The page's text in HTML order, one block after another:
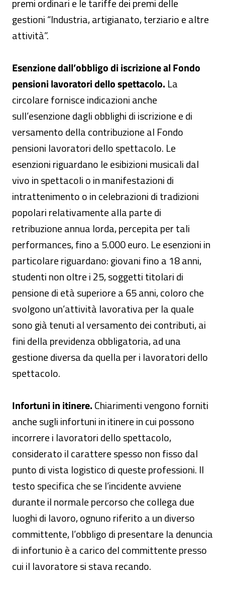
premi ordinari e le tariffe dei premi delle
gestioni “Industria, artigianato, terziario e altre
attività”.
Esenzione dall’obbligo di iscrizione al Fondo
pensioni lavoratori dello spettacolo. La
circolare fornisce indicazioni anche
sull’esenzione dagli obblighi di iscrizione e di
versamento della contribuzione al Fondo
pensioni lavoratori dello spettacolo. Le
esenzioni riguardano le esibizioni musicali dal
vivo in spettacoli o in manifestazioni di
intrattenimento o in celebrazioni di tradizioni
popolari relativamente alla parte di
retribuzione annua lorda, percepita per tali
performances, fino a 5.000 euro. Le esenzioni in
particolare riguardano: giovani fino a 18 anni,
studenti non oltre i 25, soggetti titolari di
pensione di età superiore a 65 anni, coloro che
svolgono un’attività lavorativa per la quale
sono già tenuti al versamento dei contributi, ai
fini della previdenza obbligatoria, ad una
gestione diversa da quella per i lavoratori dello
spettacolo.
Infortuni in itinere.Chiarimenti vengono forniti
anche sugli infortuni in itinere in cui possono
incorrere i lavoratori dello spettacolo,
considerato il carattere spesso non fisso dal
punto di vista logistico di queste professioni. Il
testo specifica che se l’incidente avviene
durante il normale percorso che collega due
luoghi di lavoro, ognuno riferito a un diverso
committente, l’obbligo di presentare la denuncia
di infortunio è a carico del committente presso
cui il lavoratore si stava recando.